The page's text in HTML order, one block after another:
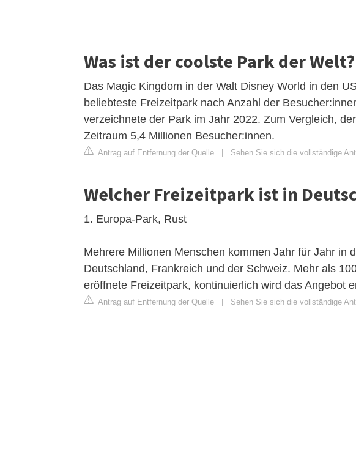
Was ist der coolste Park der Welt?
Das Magic Kingdom in der Walt Disney World in den
beliebteste Freizeitpark nach Anzahl der
verzeichnete der Park im Jahr 2022. Zum Vergleich,
Zeitraum 5,4 Millionen Besucher:innen.
Antrag auf Entfernung der Quelle Sehen Sie sich die vollständige
Welcher Freizeitpark ist in
1. Europa-Park, Rust
Mehrere Millionen Menschen kommen Jahr für Jahr in
Deutschland, Frankreich und der Schweiz. Mehr als
eröffnete Freizeitpark, kontinuierlich wird das Angebot
Antrag auf Entfernung der Quelle Sehen Sie sich die vollständige